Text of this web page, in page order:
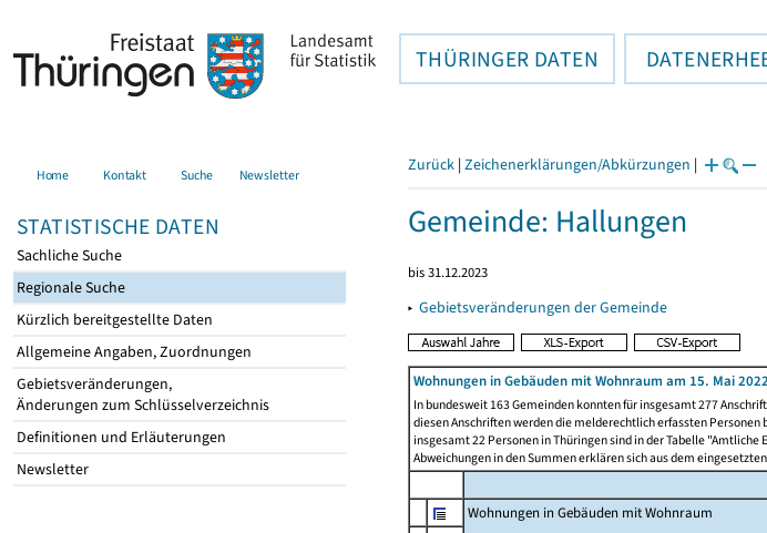
THÜRINGER DATEN
Home Kontakt Suche Newsletter
STATISTISCHE DATEN
Sachliche Suche
Regionale Suche
Kürzlich bereitgestellte Daten
Allgemeine Angaben, Zuordnungen
Gebietsveränderungen,
Änderungen zum Schlüsselverzeichnis
Definitionen und Erläuterungen
Newsletter
Zurück | Zeichenerklärungen/Abkürzungen |
Gemeinde: Hallungen
bis 31.12.2023
▸ Gebietsveränderungen der Gemeinde
Wohnungen in Gebäuden mit Wohnraum am 15. Mai
In bundesweit 163 Gemeinden konnten für insgesamt 277
diesen Anschriften werden die melderechtlich erfassten
insgesamt 22 Personen in Thüringen sind in der Tabelle
Abweichungen in den Summen erklären sich aus dem
Wohnungen in Gebäuden mit Wohnraum